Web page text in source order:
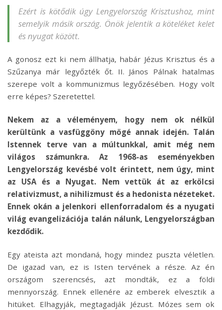
Ezért is kötődik úgy Lengyelország Krisztushoz, mint
semelyik másik ország. Önök jelentik a köteléket kelet
és nyugat között.
A gonosz ezt ki nem állhatja, habár Jézus Krisztus és a
Szűzanya már legyőzték őt. II. János Pálnak hatalmas
szerepe volt a kommunizmus legyőzésében. Hogy volt
erre képes? Szeretettel.
Nekem az a véleményem, hogy nem ok nélkül
kerültünk a vasfüggöny mögé annak idején. Talán
Istennek terve van a múltunkkal, amit még nem
világos számunkra. Az 1968-as eseményekben
Lengyelország kevésbé volt érintett, nem úgy, mint
az USA és a Nyugat. Nem vettük át az erkölcsi
relativizmust, a nihilizmust és a hedonista nézeteket.
Ennek okán a jelenkori ellenforradalom és a nyugati
világ evangelizációja talán nálunk, Lengyelországban
kezdődik.
Egy ateista azt mondaná, hogy mindez puszta véletlen.
De igazad van, ez is Isten tervének a része. Az én
országom szerencsés, azt mondták, ez a földi
mennyország. Ennek ellenére az emberek elvesztik a
hitüket. Elhagyják, megtagadják Jézust. Mózes sem ok